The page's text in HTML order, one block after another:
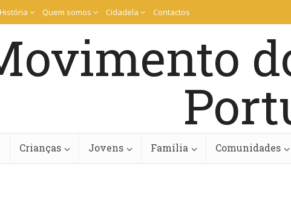
História Quem somos Cidadela Contactos
Crianças Jovens Família Comunidades